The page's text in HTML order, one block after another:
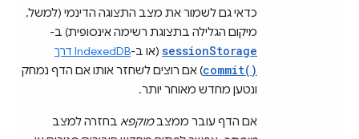
כדאי גם לשמור את מצב התצוגה הדינמי (למשל,
מיקום הגלילה בתצוגת רשימה אינסופית) ב-
sessionStorage (או ב-IndexedDB דרך
commit()) אם רוצים לשחזר אותו אם הדף נמחק
ונטען מחדש מאוחר יותר.
אם הדף עובר ממצבמוקפא בחזרה למצב